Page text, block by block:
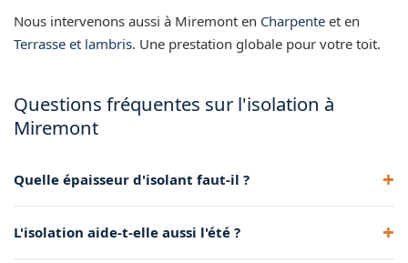
Nous intervenons aussi à Miremont en Charpente et en
Terrasse et lambris. Une prestation globale pour votre toit.
Questions fréquentes sur l'isolation à
Miremont
Quelle épaisseur d'isolant faut-il ?
les rampants, afin d'atteindre les performances
L'isolation aide-t-elle aussi l'été ?